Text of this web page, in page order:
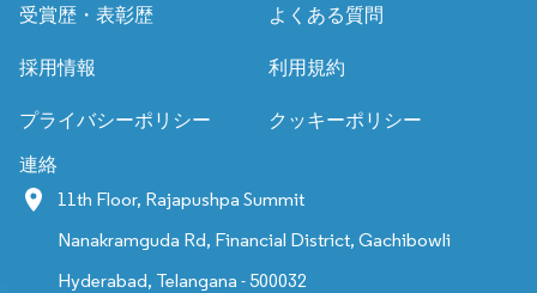
受賞歴・表彰歴 よくある質問
採用情報 利用規約
プライバシーポリシー クッキーポリシー
連絡
11th Floor, Rajapushpa Summit
Nanakramguda Rd, Financial District, Gachibowli
Hyderabad, Telangana - 500032